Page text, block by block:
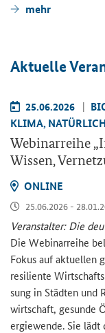
mehr
Ak­tu­el­le
25.06.2026
KLIMA,
We­bi­nar­rei­he „
Wis­sen,
ON­LINE
25.06.2026 -
Ver­an­stal­ter: Die
Die We­bi­nar­rei­he
Fokus auf ak­tu­el­len
re­si­li­en­te
sung in Städ­ten und
wirt­schaft, ge­sun­de
er­gie­wen­de. Sie